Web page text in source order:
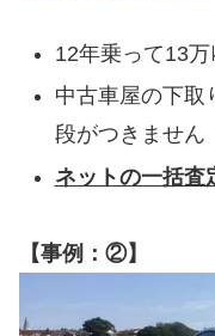
12年乗って13
中古車屋の下
段がつきません
ネットの一括
【事例：②】